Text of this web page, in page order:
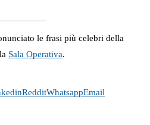
le frasi più celebri della
Sala Operativa.
RedditWhatsappEmail